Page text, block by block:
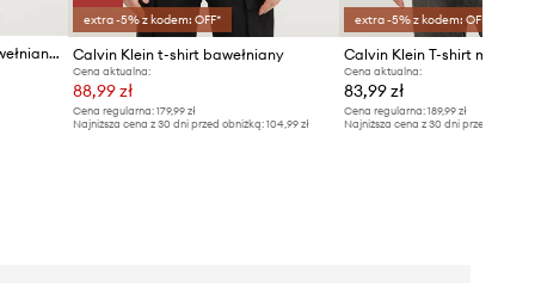
Calvin Klein T-shirt męski bawełniany z elastanem
extra -5% z kodem: OFF*
Calvin Klein t-shirt bawełniany
Cena aktualna:
88,99 zł
Cena regularna:179,99 zł
Najniższa cena z 30 dni przed obniżką:104,99 zł
extra -5% z kodem: OFF*
Calvin Klein T-shirt męski
Cena aktualna:
83,99 zł
Cena regularna: 189,99 zł
Najniższa cena z 30 dni przed obniżką: